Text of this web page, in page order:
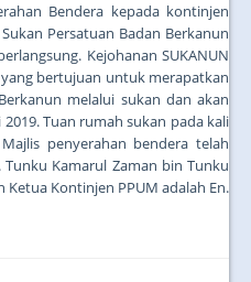
Bendera kepada kontinjen
Persatuan Badan Berkanun
Kejohanan SUKANUN
bertujuan untuk merapatkan
melalui sukan dan akan
Tuan rumah sukan pada kali
penyerahan bendera telah
Kamarul Zaman bin Tunku
Ketua Kontinjen PPUM adalah En.